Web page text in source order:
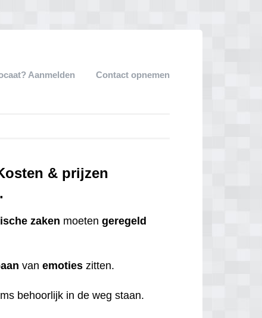
Aanmelden Contact opnemen
& prijzen
zaken moetengeregeld
vanemoties zitten.
behoorlijk in de weg staan.